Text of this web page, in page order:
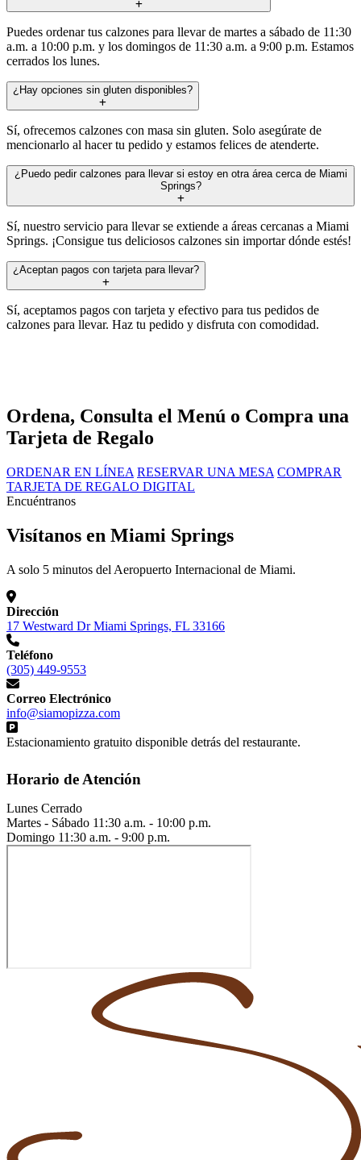
Puedes ordenar tus calzones para llevar de martes a sábado de 11:30
a.m. a 10:00 p.m. y los domingos de 11:30 a.m. a 9:00 p.m. Estamos
cerrados los lunes.
¿Hay opciones sin gluten disponibles?
Sí, ofrecemos calzones con masa sin gluten. Solo asegúrate de
mencionarlo al hacer tu pedido y estamos felices de atenderte.
¿Puedo pedir calzones para llevar si estoy en otra área cerca de Miami
Springs?
Sí, nuestro servicio para llevar se extiende a áreas cercanas a Miami
Springs. ¡Consigue tus deliciosos calzones sin importar dónde estés!
¿Aceptan pagos con tarjeta para llevar?
Sí, aceptamos pagos con tarjeta y efectivo para tus pedidos de
calzones para llevar. Haz tu pedido y disfruta con comodidad.
Ordena, Consulta el Menú o Compra una
Tarjeta de Regalo
ORDENAR EN LÍNEA RESERVAR UNA MESA COMPRAR
TARJETA DE REGALO DIGITAL
Encuéntranos
Visítanos en Miami Springs
A solo 5 minutos del Aeropuerto Internacional de Miami.
Dirección
17 Westward Dr Miami Springs, FL 33166
Teléfono
(305) 449-9553
Correo Electrónico
info@siamopizza.com
Estacionamiento gratuito disponible detrás del restaurante.
Horario de Atención
Lunes Cerrado
Martes - Sábado 11:30 a.m. - 10:00 p.m.
Domingo 11:30 a.m. - 9:00 p.m.